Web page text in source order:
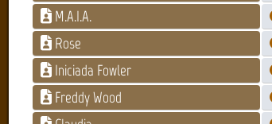
M.A.I.A.
Rose
Iniciada Fowler
Freddy Wood